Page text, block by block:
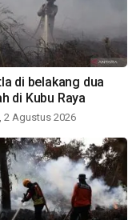
di belakang dua
di Kubu Raya
2 Agustus 2026